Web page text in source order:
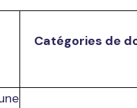
Catégories de